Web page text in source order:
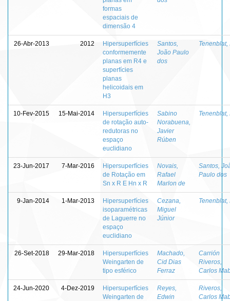
formas
espaciais de
dimensão 4
26-Abr-2013 2012
Hipersuperfícies
conformemente
planas em R4 e
superfícies
planas
helicoidais em
H3
Santos,
João Paulo
dos
Tenenblat,
10-Fev-2015 15-Mai-2014
Hipersuperfícies
de rotação auto-
redutoras no
espaço
euclidiano
Sabino
Norabuena,
Javier
Rúben
Tenenblat,
23-Jun-2017 7-Mar-2016
Hipersuperfícies
de Rotação em
Sn x R E Hn x R
Novais,
Rafael
Marlon de
Santos,
Paulo dos
9-Jan-2014 1-Mar-2013
Hipersuperfícies
isoparamétricas
de Laguerre no
espaço
euclidiano
Cezana,
Miguel
Júnior
Tenenblat,
26-Set-2018 29-Mar-2018
Hipersuperfícies
Weingarten de
tipo esférico
Machado,
Cid Dias
Ferraz
Carrión
Riveros,
Carlos
24-Jun-2020 4-Dez-2019
Hipersuperfícies
Weingarten de
Reyes,
Edwin
Riveros,
Carlos